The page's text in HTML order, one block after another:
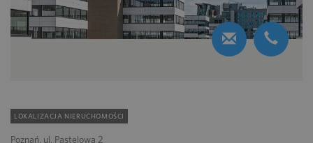
LOKALIZACJA NIERUCHOMOŚCI
Poznań, ul. Pastelowa 2